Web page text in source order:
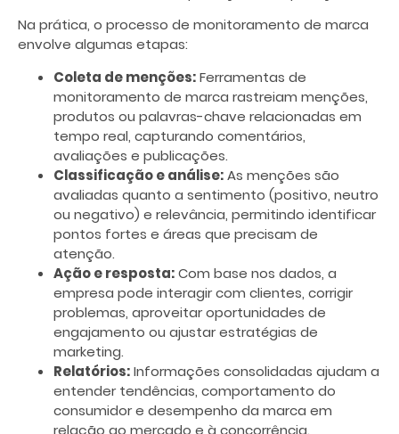
Na prática, o processo de monitoramento de marca
envolve algumas etapas:
Coleta de menções:Ferramentas de
monitoramento de marca rastreiam menções,
produtos ou palavras-chave relacionadas em
tempo real, capturando comentários,
avaliações e publicações.
Classificação e análise:As menções são
avaliadas quanto a sentimento (positivo, neutro
ou negativo) e relevância, permitindo identificar
pontos fortes e áreas que precisam de
atenção.
Ação e resposta:Com base nos dados, a
empresa pode interagir com clientes, corrigir
problemas, aproveitar oportunidades de
engajamento ou ajustar estratégias de
marketing.
Relatórios:Informações consolidadas ajudam a
entender tendências, comportamento do
consumidor e desempenho da marca em
relação ao mercado e à concorrência.